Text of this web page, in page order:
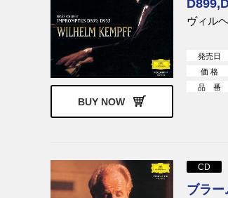
BUY NOW
ヴィル
発売日
価 格
品 番
CD
ブラ